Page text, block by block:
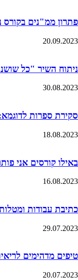
פתרון ממ"נים
20.09.2023
ניתוח השיר "כל
30.08.2023
סקירת ספרות
18.08.2023
באילו קורסים אני
16.08.2023
כתיבת עבודות
29.07.2023
טיפים מדהימים
20.07.2023